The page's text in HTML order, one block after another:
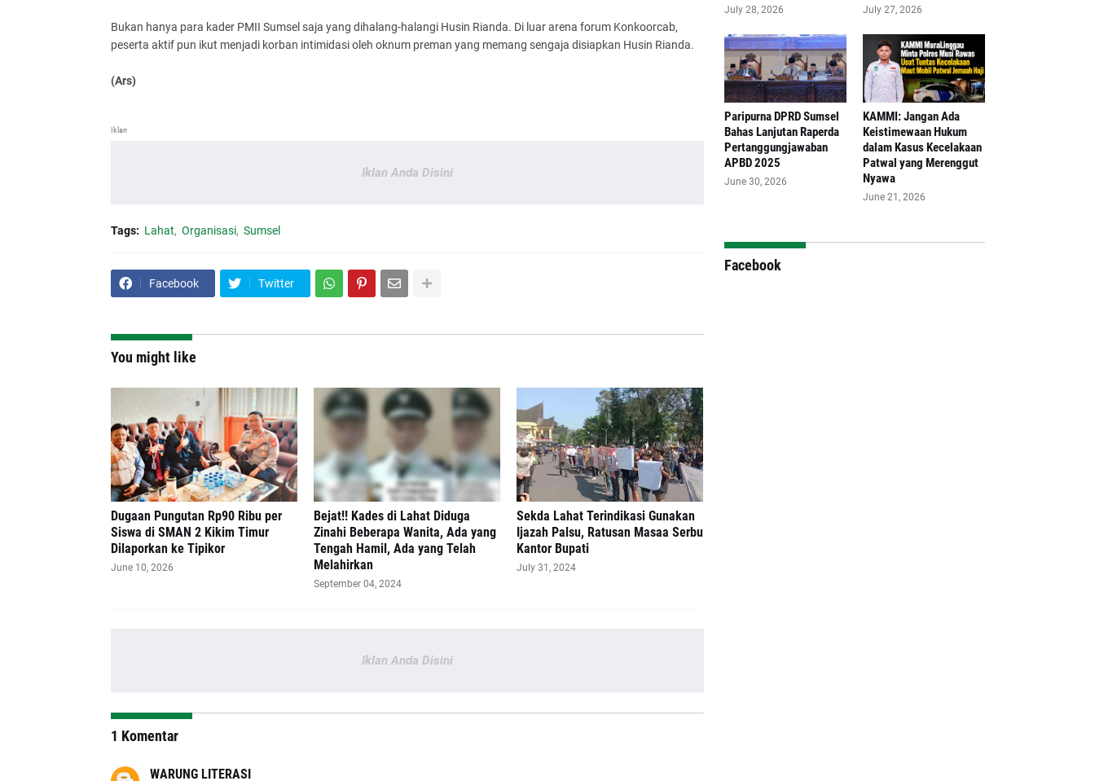
Bukan hanya para kader PMII Sumsel saja yang dihalang-halangi Husin Rianda. Di luar arena forum Konkoorcab,
peserta aktif pun ikut menjadi korban intimidasi oleh oknum preman yang memang sengaja disiapkan Husin Rianda.
(Ars)
Iklan
Iklan Anda Disini
Tags: Lahat Organisasi Sumsel
Facebook Twitter
You might like
Dugaan Pungutan Rp90 Ribu per
Siswa di SMAN 2 Kikim Timur
Dilaporkan ke Tipikor
June 10, 2026
Bejat!! Kades di Lahat Diduga
Zinahi Beberapa Wanita, Ada yang
Tengah Hamil, Ada yang Telah
Melahirkan
September 04, 2024
Sekda Lahat Terindikasi Gunakan
Ijazah Palsu, Ratusan Masaa Serbu
Kantor Bupati
July 31, 2024
Iklan Anda Disini
1 Komentar
WARUNG LITERASI
July 28, 2026 July 27, 2026
Paripurna DPRD Sumsel
Bahas Lanjutan Raperda
Pertanggungjawaban
APBD 2025
June 30, 2026
‎KAMMI: Jangan Ada
Keistimewaan Hukum
dalam Kasus Kecelakaan
Patwal yang Merenggut
Nyawa
June 21, 2026
Facebook